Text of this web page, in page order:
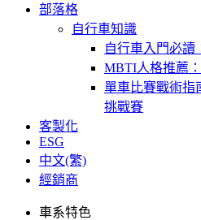
部落格
自行車知識
自行車入門必讀
MBTI人格推薦
單車比賽戰術指
挑戰賽
客製化
ESG
中文(繁)
經銷商
車系特色